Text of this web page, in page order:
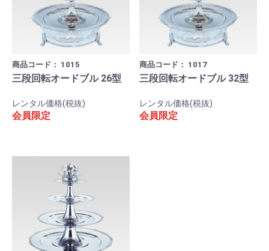
商品コード： 1015
三段回転オードブル 26型
レンタル価格(税抜)
会員限定
商品コード： 1017
三段回転オードブル 32型
レンタル価格(税抜)
会員限定